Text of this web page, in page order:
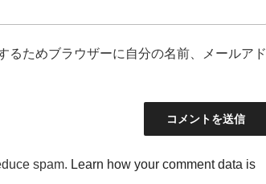
るためブラウザーに自分の名前、メールアド
spam. Learn how your comment data is